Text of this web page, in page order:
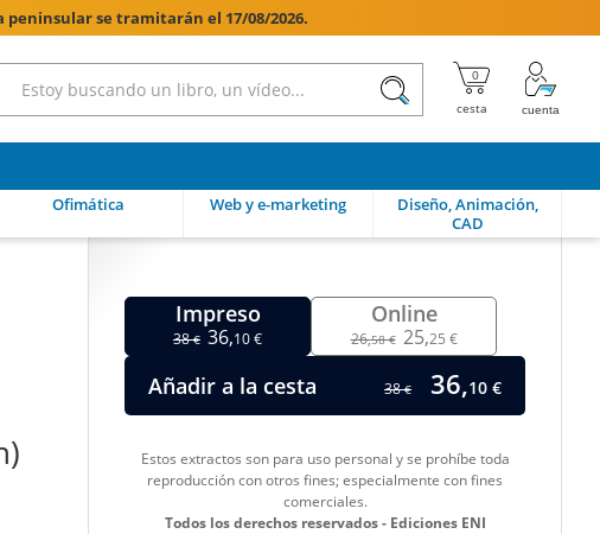
peninsular se tramitarán el 17/08/2026.

Ofimática Web y e-marketing
Diseño, Animación,
CAD
Impreso
38€ 36,10 €
Online
26,58 € 25,25 €
Añadir a la cesta 38€ 36,10 €
Estos extractos son para uso personal y se prohíbe toda
reproducción con otros fines; especialmente con fines
comerciales.
Todos los derechos reservados - Ediciones ENI